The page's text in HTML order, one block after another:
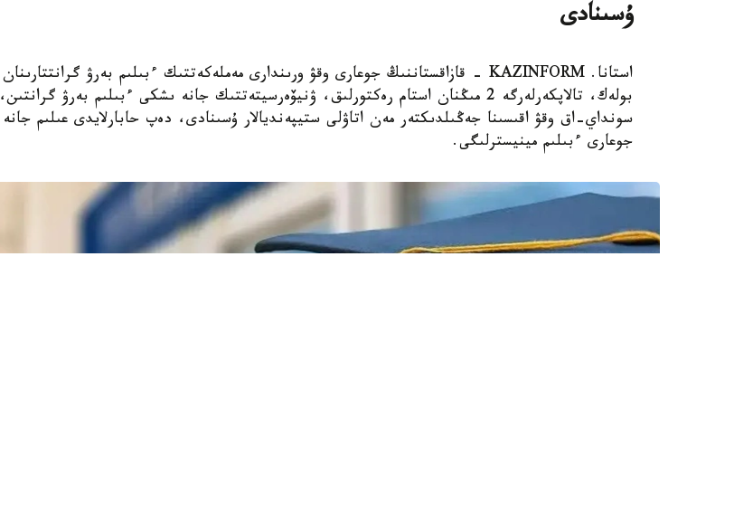
ۇسىنادى
استانا. KAZINFORM - قازاقستاننىڭ جوعارى وقۋ ورىندارى مەملەكەتتىك ءبىلىم بەرۋ گرانتتارىنان
بولەك، تالاپكەرلەرگە 2 مىڭنان استام رەكتورلىق، ۋنيۆەرسيتەتتىك جانە ىشكى ءبىلىم بەرۋ گرانتىن،
سونداي-اق وقۋ اقىسىنا جەڭىلدىكتەر مەن اتاۋلى ستيپەنديالار ۇسىنادى، دەپ حابارلايدى عىلىم جانە
جوعارى ءبىلىم مينيسترلىگى.